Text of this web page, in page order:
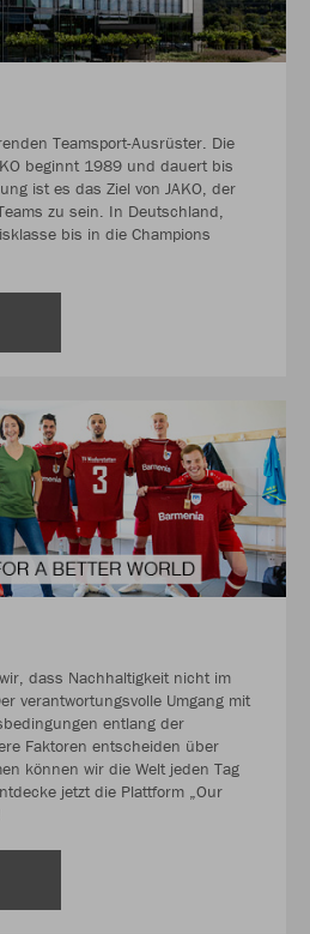
Teamsport-Ausrüster. Die
beginnt 1989 und dauert bis
ist es das Ziel von JAKO, der
zu sein. In Deutschland,
bis in die Champions
dass Nachhaltigkeit nicht im
verantwortungsvolle Umgang mit
entlang der
Faktoren entscheiden über
können wir die Welt jeden Tag
jetzt die Plattform „Our